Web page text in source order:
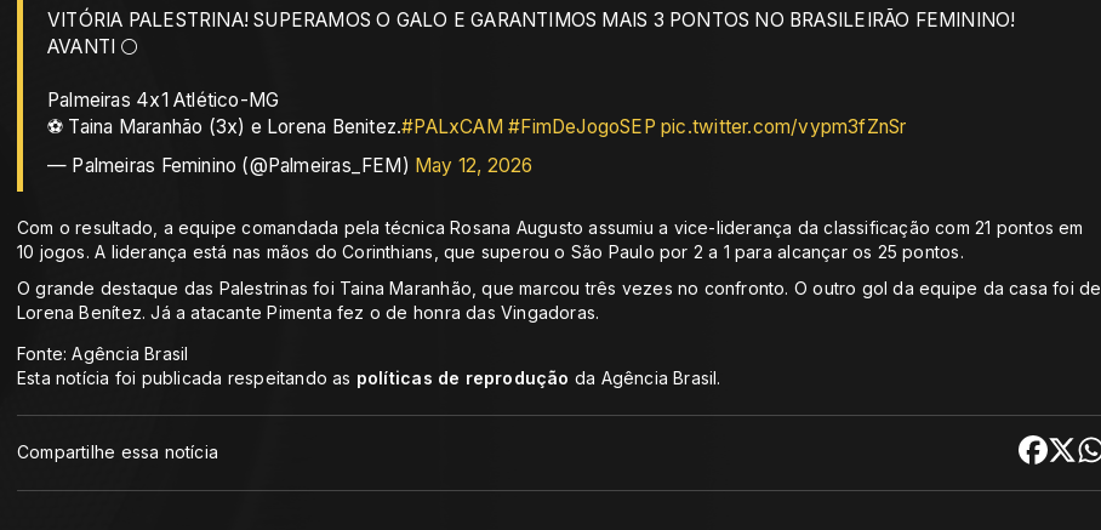
VITÓRIA PALESTRINA! SUPERAMOS O GALO E GARANTIMOS MAIS 3 PONTOS NO BRASILEIRÃO FEMININO!
AVANTI ⚪
Palmeiras 4x1 Atlético-MG
⚽ Taina Maranhão (3x) e Lorena Benitez.#PALxCAM #FimDeJogoSEP pic.twitter.com/vypm3fZnSr
— Palmeiras Feminino (@Palmeiras_FEM) May 12, 2026
Com o resultado, a equipe comandada pela técnica Rosana Augusto assumiu a vice-liderança da classificação com 21 pontos em
10 jogos. A liderança está nas mãos do Corinthians, que superou o São Paulo por 2 a 1 para alcançar os 25 pontos.
O grande destaque das Palestrinas foi Taina Maranhão, que marcou três vezes no confronto. O outro gol da equipe da casa foi de
Lorena Benítez. Já a atacante Pimenta fez o de honra das Vingadoras.
Fonte: Agência Brasil
Esta notícia foi publicada respeitando as políticas de reprodução da Agência Brasil.
Compartilhe essa notícia